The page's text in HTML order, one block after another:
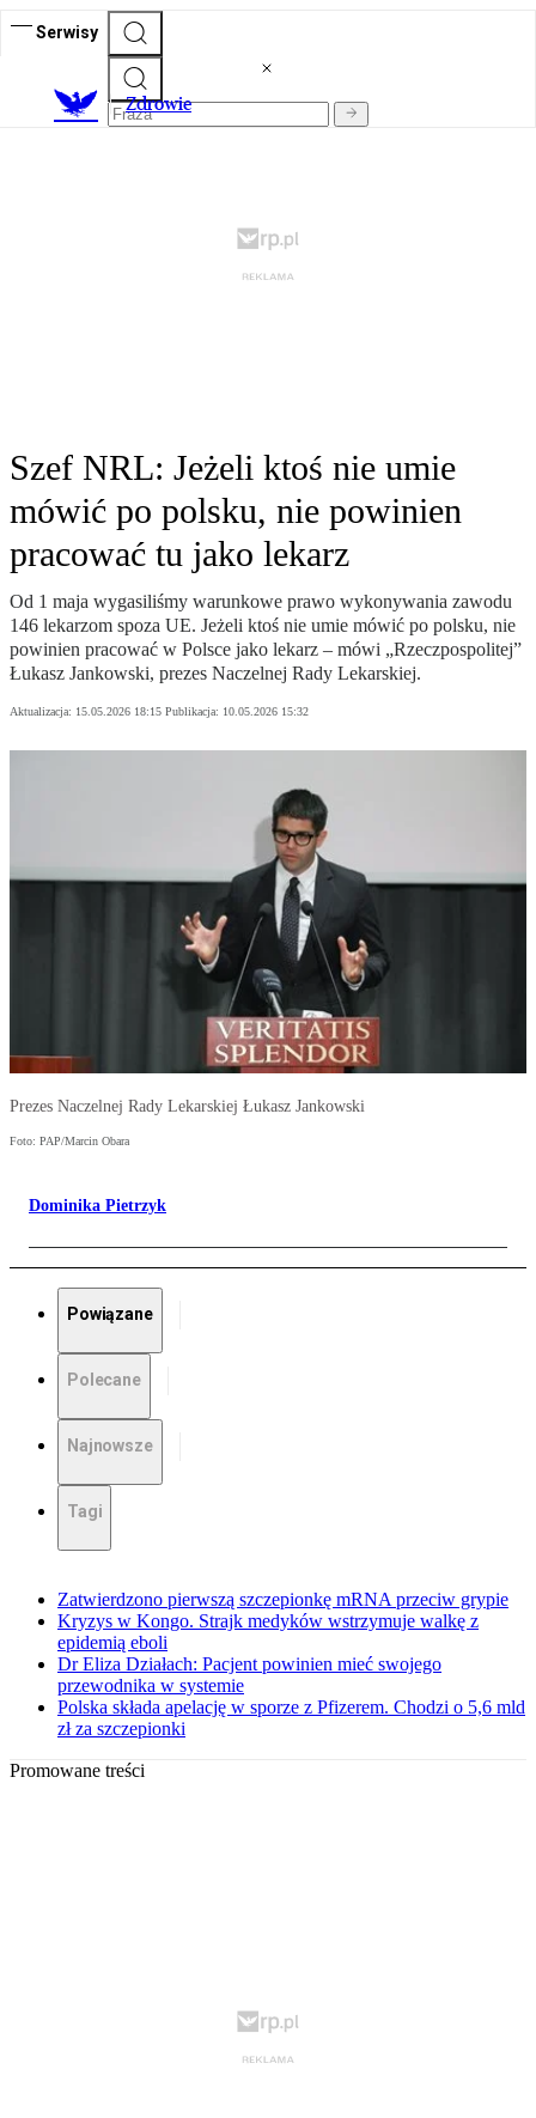
Serwisy
Zdrowie
Szef NRL: Jeżeli ktoś nie umie
mówić po polsku, nie powinien
pracować tu jako lekarz
Od 1 maja wygasiliśmy warunkowe prawo wykonywania zawodu
146 lekarzom spoza UE. Jeżeli ktoś nie umie mówić po polsku, nie
powinien pracować w Polsce jako lekarz – mówi „Rzeczpospolitej”
Łukasz Jankowski, prezes Naczelnej Rady Lekarskiej.
Aktualizacja: 15.05.2026 18:15 Publikacja: 10.05.2026 15:32
Prezes Naczelnej Rady Lekarskiej Łukasz Jankowski
Foto: PAP/Marcin Obara
Dominika Pietrzyk
Powiązane
Polecane
Najnowsze
Tagi
Zatwierdzono pierwszą szczepionkę mRNA przeciw grypie
Kryzys w Kongo. Strajk medyków wstrzymuje walkę z
epidemią eboli
Dr Eliza Działach: Pacjent powinien mieć swojego
przewodnika w systemie
Polska składa apelację w sporze z Pfizerem. Chodzi o 5,6 mld
zł za szczepionki
Promowane treści